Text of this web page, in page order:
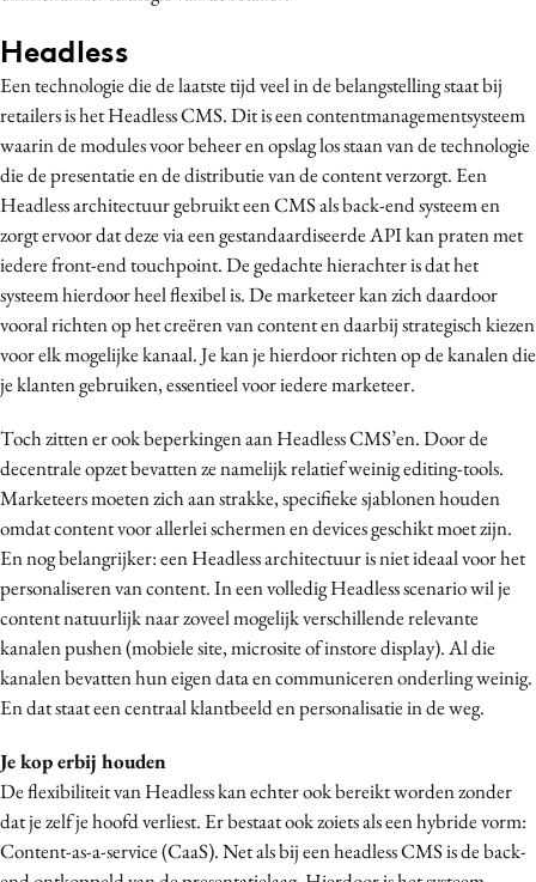
Headless
Een technologie die de laatste tijd veel in de belangstelling staat bij
retailers is het Headless CMS. Dit is een contentmanagementsysteem
waarin de modules voor beheer en opslag los staan van de technologie
die de presentatie en de distributie van de content verzorgt. Een
Headless architectuur gebruikt een CMS als back-end systeem en
zorgt ervoor dat deze via een gestandaardiseerde API kan praten met
iedere front-end touchpoint. De gedachte hierachter is dat het
systeem hierdoor heel flexibel is. De marketeer kan zich daardoor
vooral richten op het creëren van content en daarbij strategisch kiezen
voor elk mogelijke kanaal. Je kan je hierdoor richten op de kanalen die
je klanten gebruiken, essentieel voor iedere marketeer.
Toch zitten er ook beperkingen aan Headless CMS’en. Door de
decentrale opzet bevatten ze namelijk relatief weinig editing-tools.
Marketeers moeten zich aan strakke, specifieke sjablonen houden
omdat content voor allerlei schermen en devices geschikt moet zijn.
En nog belangrijker: een Headless architectuur is niet ideaal voor het
personaliseren van content. In een volledig Headless scenario wil je
content natuurlijk naar zoveel mogelijk verschillende relevante
kanalen pushen (mobiele site, microsite of instore display). Al die
kanalen bevatten hun eigen data en communiceren onderling weinig.
En dat staat een centraal klantbeeld en personalisatie in de weg.
Je kop erbij houden
De flexibiliteit van Headless kan echter ook bereikt worden zonder
dat je zelf je hoofd verliest. Er bestaat ook zoiets als een hybride vorm:
Content-as-a-service (CaaS). Net als bij een headless CMS is de back-